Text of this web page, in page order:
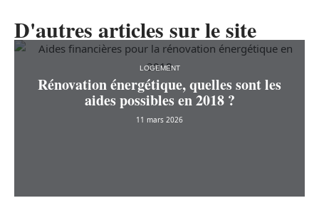
D'autres articles sur le site
LOGEMENT
Rénovation énergétique, quelles sont les
aides possibles en 2018 ?
11 mars 2026